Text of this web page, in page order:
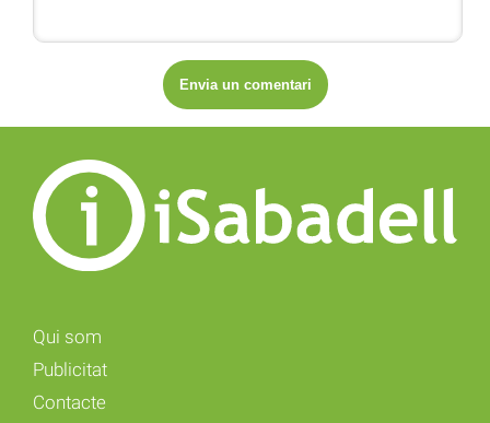
Qui som
Publicitat
Contacte